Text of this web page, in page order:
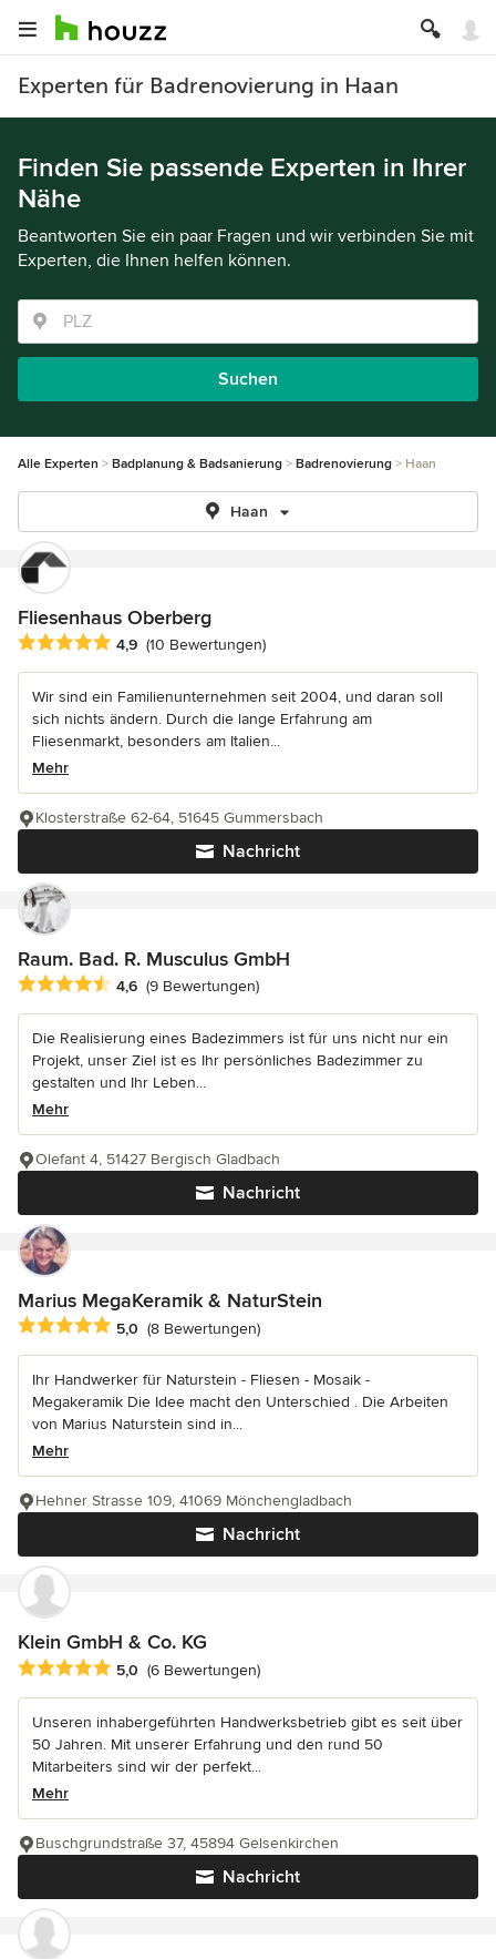
Experten für Badrenovierung in Haan
Finden Sie passende Experten in Ihrer
Nähe
Beantworten Sie ein paar Fragen und wir verbinden Sie mit
Experten, die Ihnen helfen können.
Suchen
Alle Experten Badplanung & Badsanierung Badrenovierung Haan
Haan
Fliesenhaus Oberberg
Durchschnittliche Bewertung: 4.9 von 5 Sternen
4,9 (10 Bewertungen)
Wir sind ein Familienunternehmen seit 2004, und daran soll
sich nichts ändern. Durch die lange Erfahrung am
Fliesenmarkt, besonders am Italien...
Mehr
Nachricht
Klosterstraße 62-64, 51645 Gummersbach
Raum. Bad. R. Musculus GmbH
Durchschnittliche Bewertung: 4.6 von 5 Sternen
4,6 (9 Bewertungen)
Die Realisierung eines Badezimmers ist für uns nicht nur ein
Projekt, unser Ziel ist es Ihr persönliches Badezimmer zu
gestalten und Ihr Leben...
Mehr
Nachricht
Olefant 4, 51427 Bergisch Gladbach
Marius MegaKeramik & NaturStein
Durchschnittliche Bewertung: 5 von 5 Sternen
5,0 (8 Bewertungen)
Ihr Handwerker für Naturstein - Fliesen - Mosaik -
Megakeramik Die Idee macht den Unterschied . Die Arbeiten
von Marius Naturstein sind in...
Mehr
Nachricht
Hehner Strasse 109, 41069 Mönchengladbach
Klein GmbH & Co. KG
Durchschnittliche Bewertung: 5 von 5 Sternen
5,0 (6 Bewertungen)
Unseren inhabergeführten Handwerksbetrieb gibt es seit über
50 Jahren. Mit unserer Erfahrung und den rund 50
Mitarbeiters sind wir der perfekt...
Mehr
Nachricht
Buschgrundstraße 37, 45894 Gelsenkirchen